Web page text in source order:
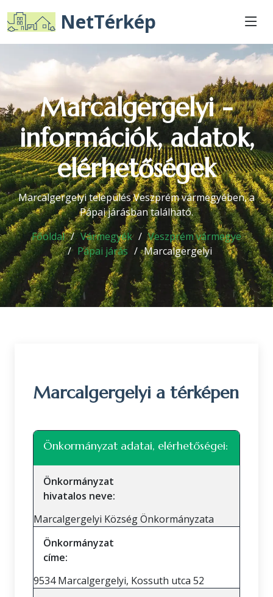
NetTérkép
Marcalgergelyi -
információk, adatok,
elérhetőségek
Marcalgergelyi település Veszprém vármegyében, a
Pápai járásban található.
Főoldal
Vármegyék
Veszprém vármegye
Pápai járás
Marcalgergelyi
Marcalgergelyi a térképen
+
Önkormányzat adatai, elérhetőségei:
Önkormányzat
hivatalos neve:
Marcalgergelyi Község Önkormányzata
Önkormányzat
címe:
9534 Marcalgergelyi, Kossuth utca 52